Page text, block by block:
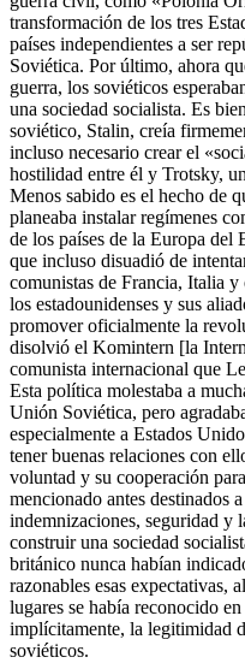
transformación de los tres
países independientes a ser
Soviética. Por último, ahora
guerra, los soviéticos
una sociedad socialista. Es
soviético, Stalin, creía
incluso necesario crear el
hostilidad entre él y Trotsky,
Menos sabido es el hecho de
planeaba instalar regímenes
de los países de la Europa
que incluso disuadió de
comunistas de Francia, Italia
los estadounidenses y sus
promover oficialmente la
disolvió el Komintern [la
comunista internacional que
Esta política molestaba a
Unión Soviética, pero
especialmente a Estados
tener buenas relaciones con
voluntad y su cooperación
mencionado antes destinados
indemnizaciones, seguridad y
construir una sociedad
británico nunca habían
razonables esas expectativas,
lugares se había reconocido
implícitamente, la legitimidad
soviéticos.